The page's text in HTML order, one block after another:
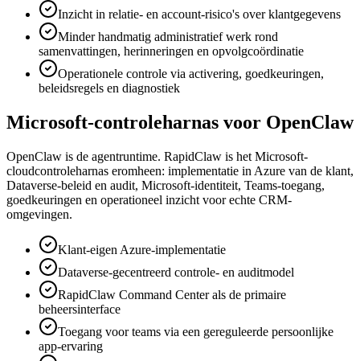
Inzicht in relatie- en account-risico's over klantgegevens
Minder handmatig administratief werk rond
samenvattingen, herinneringen en opvolgcoördinatie
Operationele controle via activering, goedkeuringen,
beleidsregels en diagnostiek
Microsoft-controleharnas voor OpenClaw
OpenClaw is de agentruntime. RapidClaw is het Microsoft-
cloudcontroleharnas eromheen: implementatie in Azure van de klant,
Dataverse-beleid en audit, Microsoft-identiteit, Teams-toegang,
goedkeuringen en operationeel inzicht voor echte CRM-
omgevingen.
Klant-eigen Azure-implementatie
Dataverse-gecentreerd controle- en auditmodel
RapidClaw Command Center als de primaire
beheersinterface
Toegang voor teams via een gereguleerde persoonlijke
app-ervaring